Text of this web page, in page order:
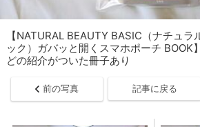
【NATURAL BEAUTY BASIC（ナチュ
ック）ガバッと開くスマホポーチ BOOK
どの紹介がついた冊子あり
前の写真 記事に戻る